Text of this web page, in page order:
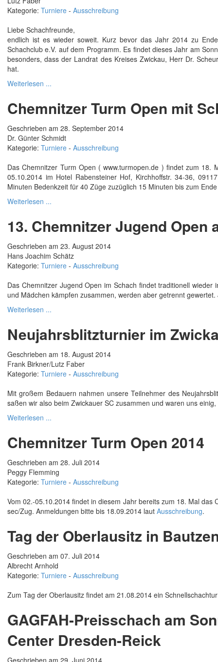
Kategorie: Turniere - Ausschreibung
Liebe Schachfreunde,
endlich ist es wieder soweit. Kurz bevor das Jahr 2014 zu
Schachclub e.V. auf dem Programm. Es findet dieses Jahr am
besonders, dass der Landrat des Kreises Zwickau, Herr Dr.
hat.
Weiterlesen ...
Chemnitzer Turm Open mit
Geschrieben am 28. September 2014
Dr. Günter Schmidt
Kategorie: Turniere - Ausschreibung
Das Chemnitzer Turm Open ( www.turmopen.de ) findet zum
05.10.2014 im Hotel Rabensteiner Hof, Kirchhoffstr. 34-36,
Minuten Bedenkzeit für 40 Züge zuzüglich 15 Minuten bis zum
Weiterlesen ...
13. Chemnitzer Jugend Open
Geschrieben am 23. August 2014
Hans Joachim Schätz
Kategorie: Turniere - Ausschreibung
Das Chemnitzer Jugend Open im Schach findet traditionell
und Mädchen kämpfen zusammen, werden aber getrennt
Weiterlesen ...
Neujahrsblitzturnier im
Geschrieben am 18. August 2014
Frank Birkner/Lutz Faber
Kategorie: Turniere - Ausschreibung
Mit großem Bedauern nahmen unsere Teilnehmer des
saßen wir also beim Zwickauer SC zusammen und waren uns
Weiterlesen ...
Chemnitzer Turm Open 2014
Geschrieben am 28. Juli 2014
Peggy Flemming
Kategorie: Turniere - Ausschreibung
Vom 02.-05.10.2014 findet in diesem Jahr bereits zum 18. Mal
sec/Zug. Anmeldungen bitte bis 18.09.2014 laut Ausschreibung.
Tag der Oberlausitz in
Geschrieben am 07. Juli 2014
Albrecht Arnhold
Kategorie: Turniere - Ausschreibung
Zum Tag der Oberlausitz findet am 21.08.2014 ein
GAGFAH-Preisschach am
Center Dresden-Reick
Geschrieben am 29. Juni 2014